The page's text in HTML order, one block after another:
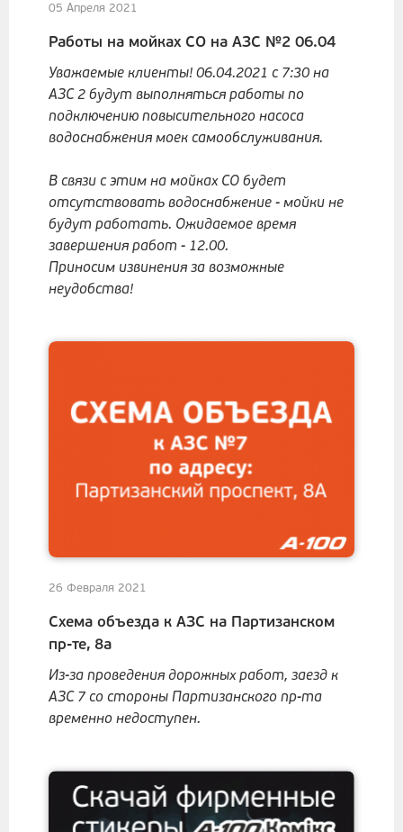
05 Апреля 2021
Работы на мойках СО на АЗС №2 06.04
Уважаемые клиенты! 06.04.2021 с 7:30 на
АЗС 2 будут выполняться работы по
подключению повысительного насоса
водоснабжения моек самообслуживания.
В связи с этим на мойках СО будет
отсутствовать водоснабжение - мойки не
будут работать. Ожидаемое время
завершения работ - 12.00.
Приносим извинения за возможные
неудобства!
26 Февраля 2021
Схема объезда к АЗС на Партизанском
пр-те, 8а
Из-за проведения дорожных работ, заезд к
АЗС 7 со стороны Партизанского пр-та
временно недоступен.